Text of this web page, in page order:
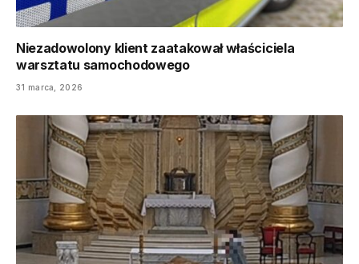
Niezadowolony klient zaatakował właściciela
warsztatu samochodowego
31 marca, 2026